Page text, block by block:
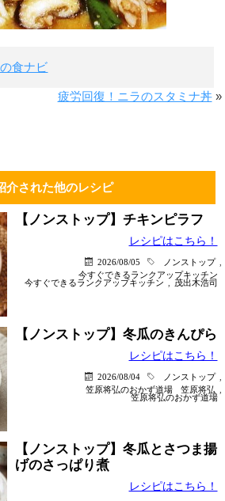
食ナビ
疲労回復！ニラのスタミナ丼»
介された他のレシピ
【ノンストップ】チキンピラフ
レシピはこちら！
2026/08/05 ノンストップ
今すぐできるランクアップキッチン
今すぐできるランクアップキッチン
茂出木浩司
【ノンストップ】冬瓜のきんぴら
レシピはこちら！
2026/08/04 ノンストップ
笠原将弘のおかず道場
笠原将弘
笠原将弘のおかず道場
【ノンストップ】冬瓜とさつま揚
げのさっぱり煮
レシピはこちら！